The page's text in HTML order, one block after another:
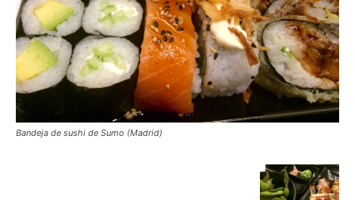
Bandeja de sushi de Sumo (Madrid)